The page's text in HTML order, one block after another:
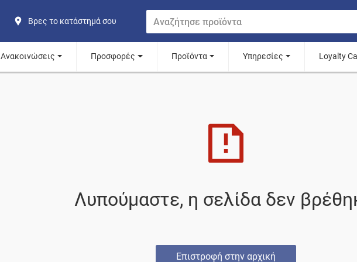
Βρες το κατάστημά σου
Ανακοινώσεις Προσφορές Προϊόντα Υπηρεσίες Loyalty
Λυπούμαστε, η σελίδα δεν
Επιστροφή στην αρχική